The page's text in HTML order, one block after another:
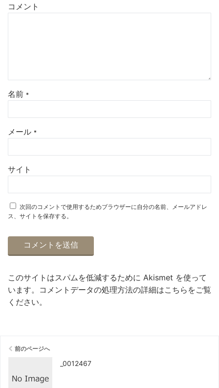
コメント
名前 *
メール *
サイト
次回のコメントで使用するためブラウザーに自分の名前、メールアドレ
ス、サイトを保存する。
このサイトはスパムを低減するために Akismet を使って
います。 コメントデータの処理方法の詳細はこちらをご覧
ください。
前のページへ
_0012467